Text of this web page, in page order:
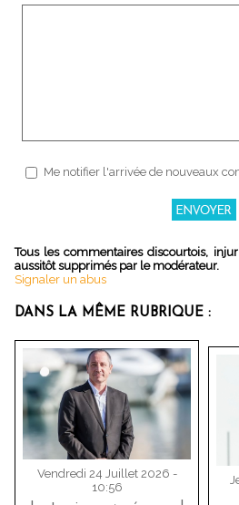
Me notifier l'arrivée de nouveaux
Tous les commentaires discourtois,
aussitôt supprimés par le modérateur.
Signaler un abus
DANS LA MÊME RUBRIQUE :
Vendredi 24 Juillet 2026 -
10:56